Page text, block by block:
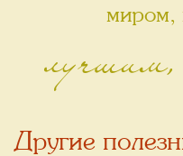
миром,
Другие